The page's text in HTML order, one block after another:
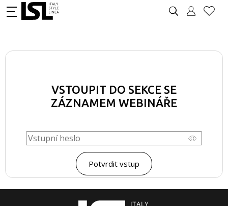
VSTOUPIT DO SEKCE SE
ZÁZNAMEM WEBINÁŘE